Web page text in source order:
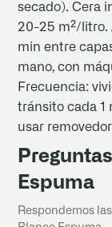
secado). Cera
20-25 m²/litro.
min entre
mano, con
Frecuencia:
tránsito cada 1
usar
Espuma
Respondemos